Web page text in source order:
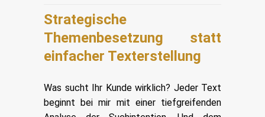
Strategische
Themenbesetzung statt
einfacher Texterstellung
Was sucht Ihr Kunde wirklich? Jeder Text
beginnt bei mir mit einer tiefgreifenden